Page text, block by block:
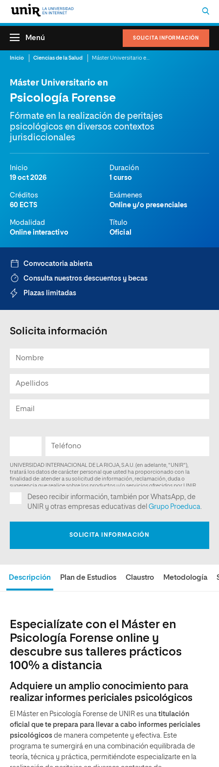
SOLICITA INFORMACIÓN
Menú
Inicio Ciencias de la Salud
Máster Universitario en
Psicología Forense
Fórmate en la realización de peritajes
psicológicos en diversos contextos
jurisdiccionales
Inicio
19 oct 2026
Duración
1 curso
Créditos
60 ECTS
Exámenes
Online y/o presenciales
Modalidad
Online interactivo
Título
Oficial
Descripción Plan de Estudios Claustro Metodología
Especialízate con el Máster en
Psicología Forense online y
descubre sus talleres prácticos
100% a distancia
Adquiere un amplio conocimiento para
realizar informes periciales psicológicos
El Máster en Psicología Forense de UNIR es una titulación
oficial que te prepara para llevar a cabo informes periciales
psicológicos de manera competente y efectiva. Este
programa te sumergirá en una combinación equilibrada de
teoría, técnica y práctica, permitiéndote especializarte en la
Convocatoria abierta
Consulta nuestros descuentos y becas
Plazas limitadas
Solicita información